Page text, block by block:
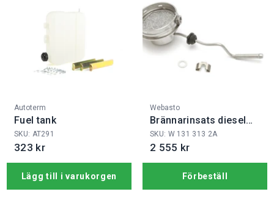
Fabrikat:
Autoterm
Fuel tank
SKU: AT291
323 kr
Lägg till i varukorgen
Fabrikat:
Webasto
Brännarinsats diesel
AT39/5500
SKU: W 131 313 2A
2 555 kr
Förbeställ